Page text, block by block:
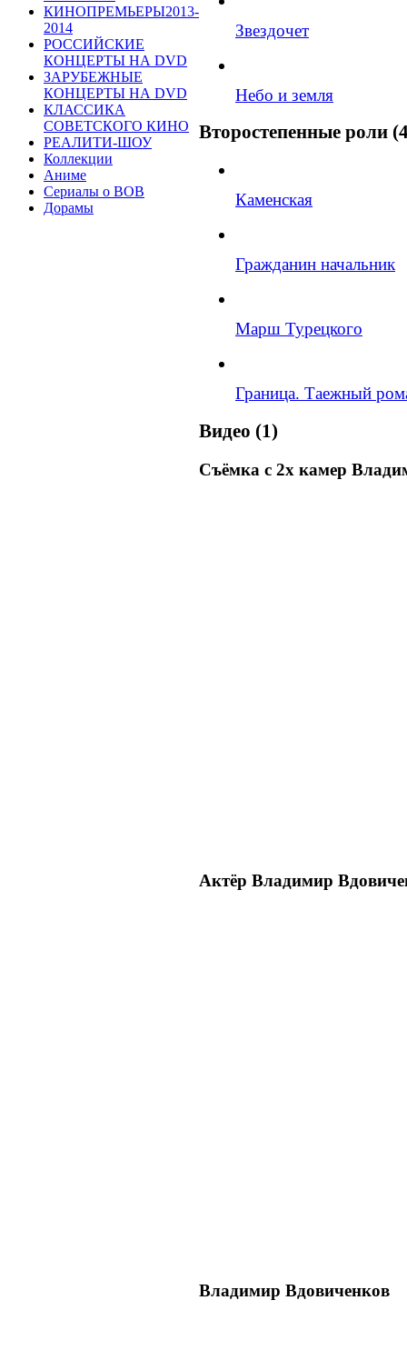
КИНОПРЕМЬЕРЫ2013-
2014
РОССИЙСКИЕ
КОНЦЕРТЫ НА DVD
ЗАРУБЕЖНЫЕ
КОНЦЕРТЫ НА DVD
КЛАССИКА
СОВЕТСКОГО КИНО
РЕАЛИТИ-ШОУ
Коллекции
Аниме
Сериалы о ВОВ
Дорамы
Звездочет
Небо и земля
Второстепенные роли
Каменская
Гражданин начальник
Марш Турецкого
Граница. Таежный
Видео (1)
Съёмка с 2х камер
Актёр Владимир
Владимир Вдовиченков